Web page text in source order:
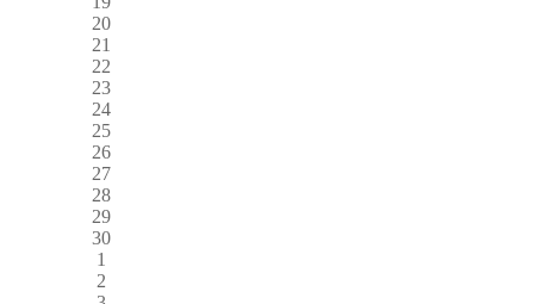
20
21
22
23
24
25
26
27
28
29
30
1
2